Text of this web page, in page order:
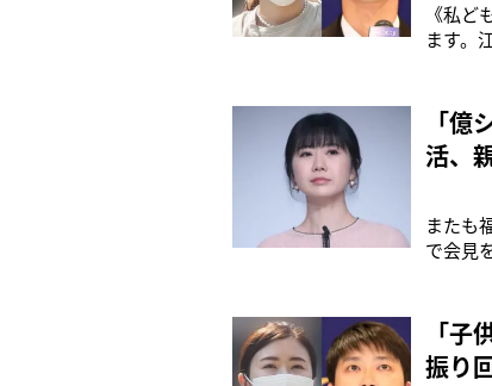
《私
ます。
など
公開し
「
活、
またも
で会見
全命
護士
「
振り